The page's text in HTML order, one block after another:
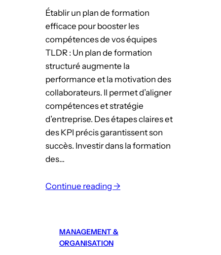
Établir un plan de formation
efficace pour booster les
compétences de vos équipes
TLDR : Un plan de formation
structuré augmente la
performance et la motivation des
collaborateurs. Il permet d’aligner
compétences et stratégie
d’entreprise. Des étapes claires et
des KPI précis garantissent son
succès. Investir dans la formation
des…
Continue reading →
MANAGEMENT &
ORGANISATION